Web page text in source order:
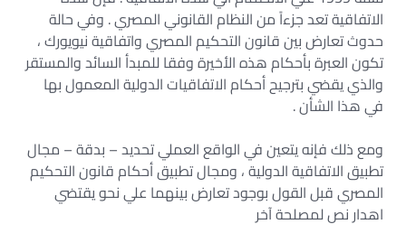
الاتفاقية تعد جزءاً من النظام القانوني المصري . وفي حالة
حدوث تعارض بين قانون التحكيم المصري واتفاقية نيويورك ،
تكون العبرة بأحكام هذه الأخيرة وفقا للمبدأ السائد والمستقر
والذي يقضي بترجيح أحكام الاتفاقيات الدولية المعمول بها
في هذا الشأن .
ومع ذلك فإنه يتعين في الواقع العملي تحديد – بدقة – مجال
تطبيق الاتفاقية الدولية ، ومجال تطبيق أحكام قانون التحكيم
المصري قبل القول بوجود تعارض بينهما علي نحو يقتضي
اهدار نص لمصلحة آخر